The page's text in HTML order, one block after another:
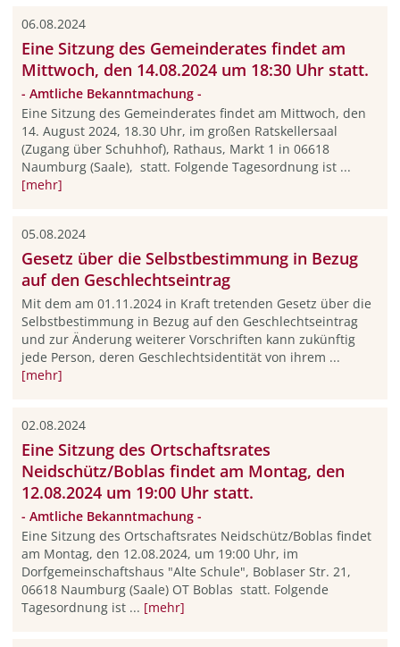
06.08.2024
Eine Sitzung des Gemeinderates findet am
Mittwoch, den 14.08.2024 um 18:30 Uhr statt.
- Amtliche Bekanntmachung -
Eine Sitzung des Gemeinderates findet am Mittwoch, den
14. August 2024, 18.30 Uhr, im großen Ratskellersaal
(Zugang über Schuhhof), Rathaus, Markt 1 in 06618
Naumburg (Saale), statt. Folgende Tagesordnung ist ...
[mehr]
05.08.2024
Gesetz über die Selbstbestimmung in Bezug
auf den Geschlechtseintrag
Mit dem am 01.11.2024 in Kraft tretenden Gesetz über die
Selbstbestimmung in Bezug auf den Geschlechtseintrag
und zur Änderung weiterer Vorschriften kann zukünftig
jede Person, deren Geschlechtsidentität von ihrem ...
[mehr]
02.08.2024
Eine Sitzung des Ortschaftsrates
Neidschütz/Boblas findet am Montag, den
12.08.2024 um 19:00 Uhr statt.
- Amtliche Bekanntmachung -
Eine Sitzung des Ortschaftsrates Neidschütz/Boblas findet
am Montag, den 12.08.2024, um 19:00 Uhr, im
Dorfgemeinschaftshaus "Alte Schule", Boblaser Str. 21,
06618 Naumburg (Saale) OT Boblas statt. Folgende
Tagesordnung ist ... [mehr]